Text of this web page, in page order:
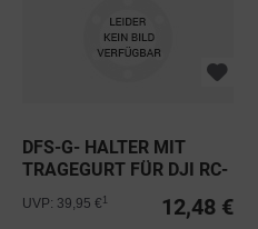
DFS-G- HALTER MIT
TRAGEGURT FÜR DJI RC-
12,48 €
UVP: 39,95 €